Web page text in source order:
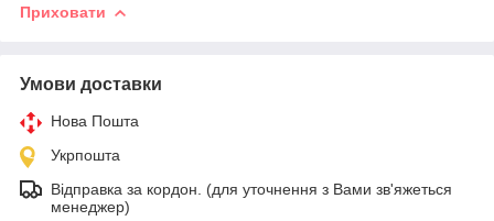
Приховати
Умови доставки
Нова Пошта
Укрпошта
Відправка за кордон. (для уточнення з Вами зв'яжеться
менеджер)